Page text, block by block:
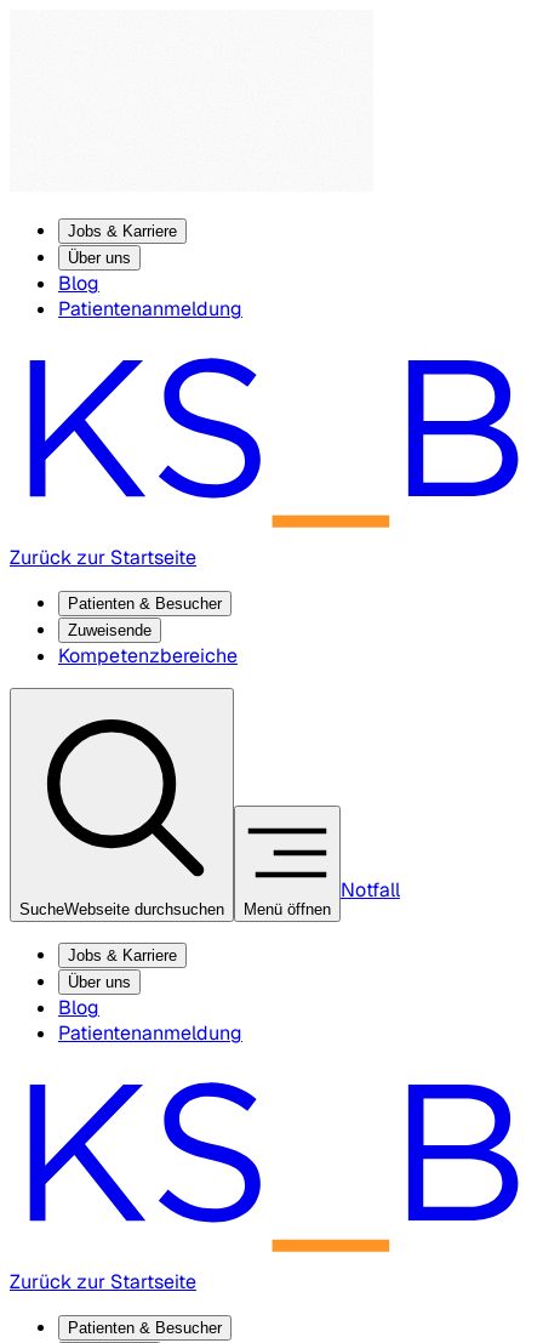
Jobs & Karriere
Über uns
Blog
Patientenanmeldung
Zurück zur Startseite
Patienten & Besucher
Zuweisende
Kompetenzbereiche
SucheWebseite durchsuchen Menü öffnen
Notfall
Jobs & Karriere
Über uns
Blog
Patientenanmeldung
Zurück zur Startseite
Patienten & Besucher